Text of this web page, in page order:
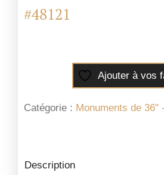
#48121
Ajouter à vos
Catégorie : Monuments de 36"
Description